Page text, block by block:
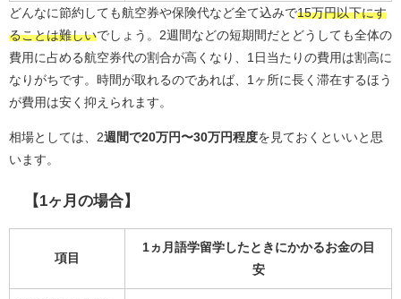
どんなに節約しても航空券や保険代など全て込みで15万円以下にす
ることは難しいでしょう。2週間などの短期間だとどうしても全体の
費用に占める航空券代の割合が高くなり、1日当たりの費用は割高に
なりがちです。時間が取れるのであれば、1ヶ所に長く滞在するほう
が費用は安く抑えられます。
相場としては、2週間で20万円〜30万円程度を見ておくといいと思
います。
【1ヶ月の場合】
項目
1ヵ月語学留学したときにかかるお金の目
安